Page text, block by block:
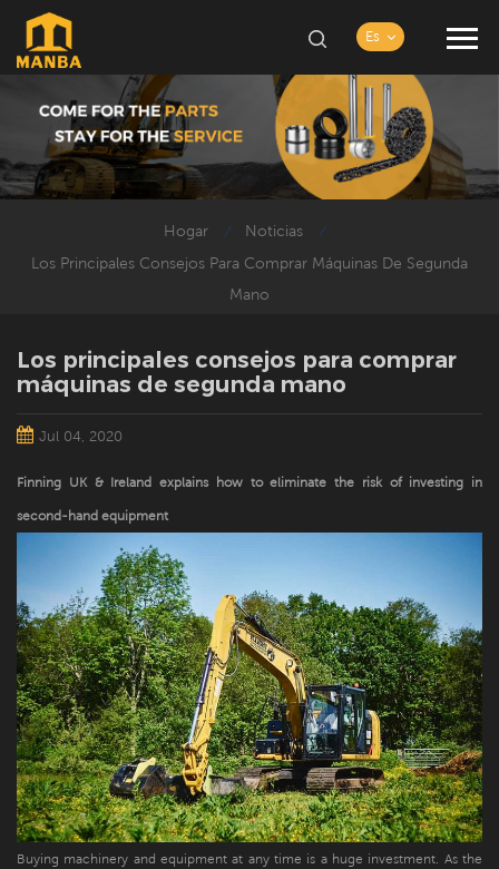
Es
Hogar / Noticias /
Los Principales Consejos Para Comprar Máquinas De Segunda
Mano
Los principales consejos para comprar
máquinas de segunda mano
Jul 04, 2020
Finning UK & Ireland explains how to eliminate the risk of investing in
second-hand equipment
Buying machinery and equipment at any time is a huge investment. As the